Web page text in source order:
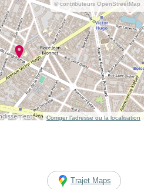
© contributeurs OpenStreetMap
Corriger l’adresse ou la localisation
Trajet Maps